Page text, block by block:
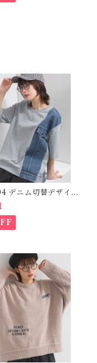
デニム切替デザイン
/ Denim Panel Desi